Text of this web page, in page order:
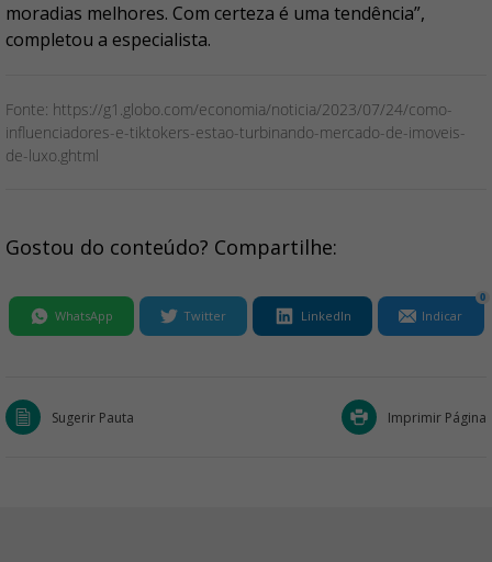
moradias melhores. Com certeza é uma tendência”,
completou a especialista.
Fonte: https://g1.globo.com/economia/noticia/2023/07/24/como-
influenciadores-e-tiktokers-estao-turbinando-mercado-de-imoveis-
de-luxo.ghtml
Gostou do conteúdo? Compartilhe:
WhatsApp Twitter LinkedIn Indicar
0
Sugerir Pauta Imprimir Página